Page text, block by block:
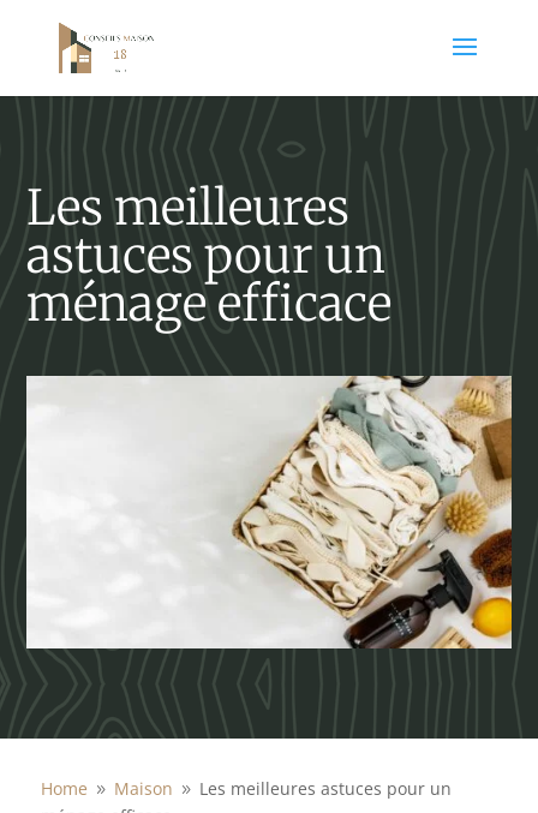
Les meilleures
astuces pour un
ménage efficace
Home 9 Maison 9 Les meilleures astuces pour un